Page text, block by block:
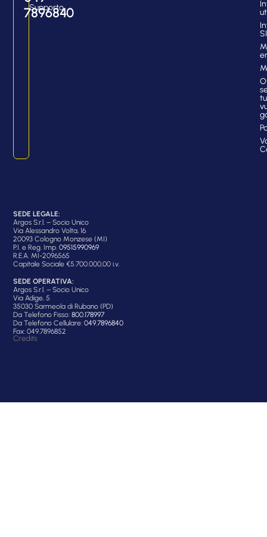
7896840
Supporto
SEDE LEGALE:
Argos S.r.l. – Socio Unico
Via Alessandro Volta, 16
20093 Cologno Monzese (MI)
P.I. e Reg. Imp.09515990969
R.E.A. MI-2096565
Capitale Sociale €5.700.000,00 i.v.
SEDE OPERATIVA:
Argos S.r.l. – Socio Unico
Via Adige, 5
35030 Sarmeola di Rubano (PD)
Da Telefono Fisso:800.178997
Da Telefono Cellulare:049.7896840
Fax: 049.7896852
Credits